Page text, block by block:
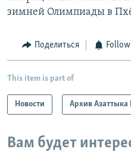
зимней Олимпиады в
Поделиться
This item is part of
Новости Архив Азаттыка
Вам будет